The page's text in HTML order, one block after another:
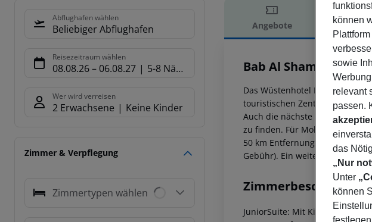
Abflughafen wählen
Beliebiger Abflughafen
Reisezeitraum wählen
08.08.26– 06.08.27 5-8 Nächte
Wer wird verreisen
2 Erwachsene Keine Kinder
Zimmer & Verpflegung
Zimmertypen wählen
Angebote
Bab Al Shams Desert
Das Wüstenhotel Bab Al
touristischen Zentrum sind es
Auch die nächste Diskothek
zu finden. Für Mobilität sorgt
50 km Entfernung. Der
Gebühr). Ein weiterer
Zimmerbeschreibung
JuniorSuite: Mit King-Size-Bett
können
sowie
relevant
passen.
das
„Nur
Unter
können